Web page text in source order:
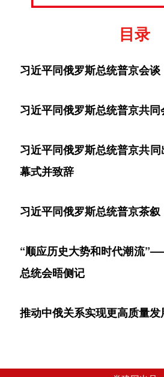
目录
习近平同俄罗斯总统普京会谈
习近平同俄罗斯总统普京共同
习近平同俄罗斯总统普京共
幕式并致辞
习近平同俄罗斯总统普京茶叙
“顺应历史大势和时代潮流
总统会晤侧记
推动中俄关系实现更高质量发